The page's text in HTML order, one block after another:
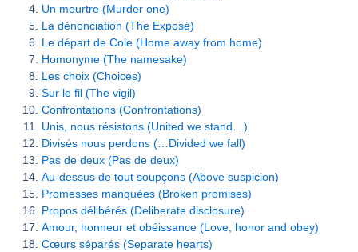
Un meurtre (Murder one)
La dénonciation (The Exposé)
Le départ de Cole (Home away from home)
Homonyme (The namesake)
Les choix (Choices)
Sur le fil (The vigil)
Confrontations (Confrontations)
Unis, nous résistons (United we stand…)
Divisés nous perdons (…Divided we fall)
Pas de deux (Pas de deux)
Au-dessus de tout soupçons (Above suspicion)
Promesses manquées (Broken promises)
Propos délibérés (Deliberate disclosure)
Amour, honneur et obéissance (Love, honor and obey)
Cœurs séparés (Separate hearts)